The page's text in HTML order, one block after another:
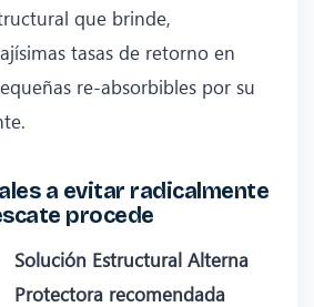
que brinde,
tasas de retorno en
re-absorbibles por su
a evitar radicalmente
procede
Solución Estructural Alterna
Protectora recomendada